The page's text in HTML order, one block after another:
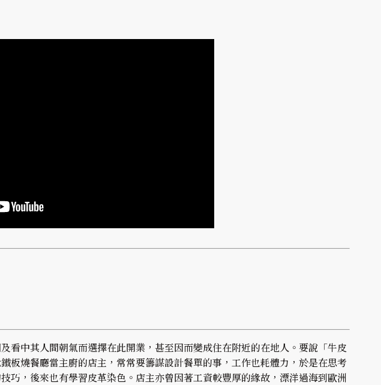
看中其人間朝氣而選擇在此開業，甚至因而變成住在附近的在地人。要說「牛皮
板燒餐廳當主廚的店主，常常要籌謀設計餐單的事，工作也耗體力，於是在思考
巧，後來也有學習皮革染色。店主亦曾因著工資較豐厚的緣故，漂洋過海到歐洲